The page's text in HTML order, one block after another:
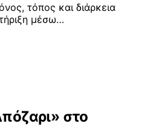
τόπος και διάρκεια
μέσω…
στο